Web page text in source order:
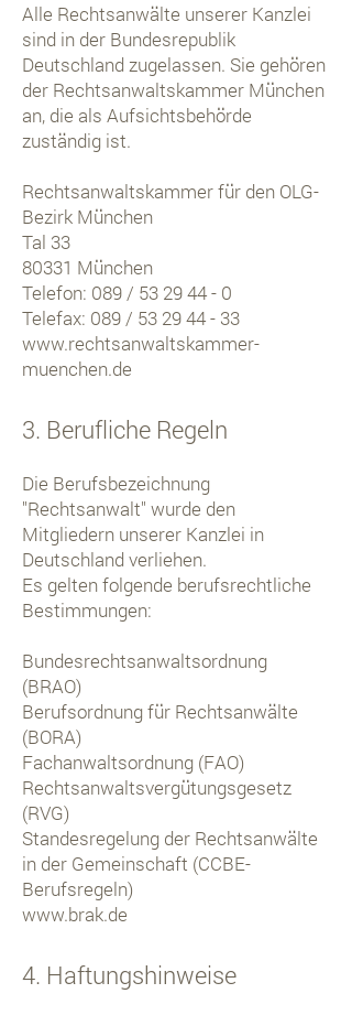
Alle Rechtsanwälte unserer Kanzlei
sind in der Bundesrepublik
Deutschland zugelassen. Sie gehören
der Rechtsanwaltskammer München
an, die als Aufsichtsbehörde
zuständig ist.
Rechtsanwaltskammer für den OLG-
Bezirk München
Tal 33
80331 München
Telefon: 089 / 53 29 44 - 0
Telefax: 089 / 53 29 44 - 33
www.rechtsanwaltskammer-
muenchen.de
3. Berufliche Regeln
Die Berufsbezeichnung
"Rechtsanwalt" wurde den
Mitgliedern unserer Kanzlei in
Deutschland verliehen.
Es gelten folgende berufsrechtliche
Bestimmungen:
Bundesrechtsanwaltsordnung
(BRAO)
Berufsordnung für Rechtsanwälte
(BORA)
Fachanwaltsordnung (FAO)
Rechtsanwaltsvergütungsgesetz
(RVG)
Standesregelung der Rechtsanwälte
in der Gemeinschaft (CCBE-
Berufsregeln)
www.brak.de
4. Haftungshinweise